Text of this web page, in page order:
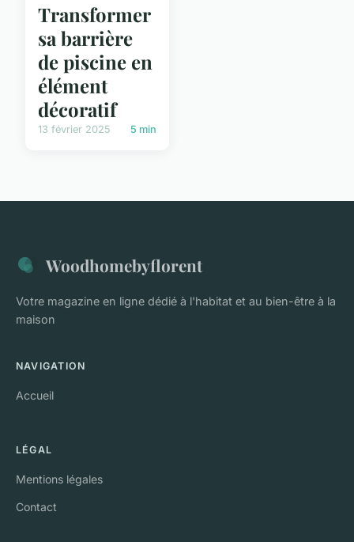
Transformer
sa barrière
de piscine en
élément
décoratif
13 février 2025 5 min
Woodhomebyflorent
Votre magazine en ligne dédié à l'habitat et au bien-être à la
maison
NAVIGATION
Accueil
LÉGAL
Mentions légales
Contact